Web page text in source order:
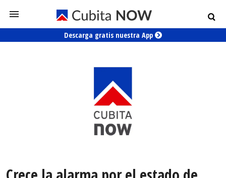
Descarga gratis nuestra App